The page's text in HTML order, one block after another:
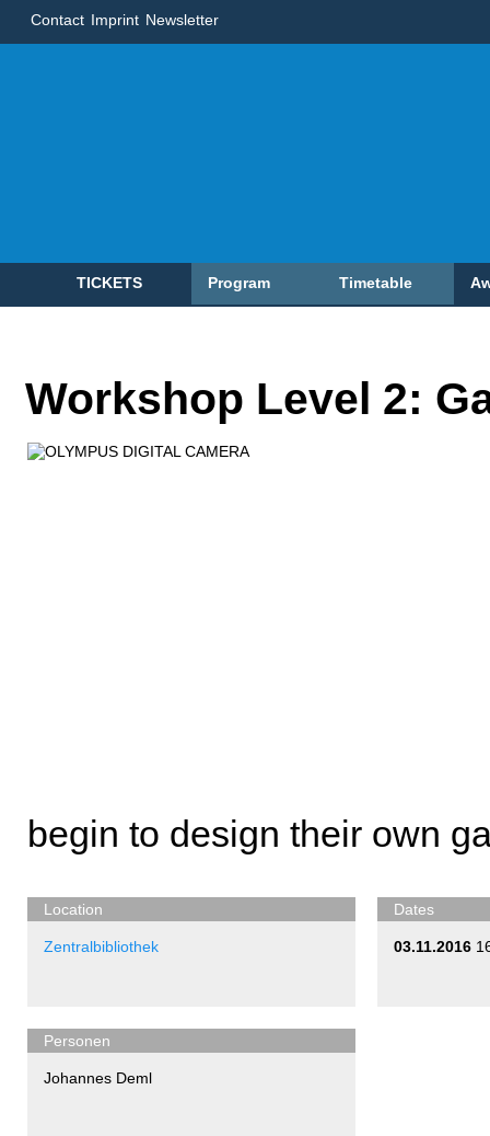
Contact Imprint Newsletter
TICKETS Program Timetable
Workshop Level 2:
begin to design their own
Location
Zentralbibliothek
Dates
03.11.2016
Personen
Johannes Deml